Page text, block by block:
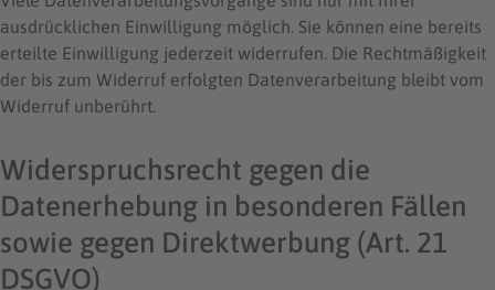
ausdrücklichen Einwilligung möglich. Sie können eine bereits
erteilte Einwilligung jederzeit widerrufen. Die Rechtmäßigkeit
der bis zum Widerruf erfolgten Datenverarbeitung bleibt vom
Widerruf unberührt.
Widerspruchsrecht gegen die
Datenerhebung in besonderen Fällen
sowie gegen Direktwerbung (Art. 21
DSGVO)